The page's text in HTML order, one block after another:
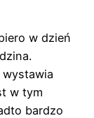
w dzień
w tym
bardzo